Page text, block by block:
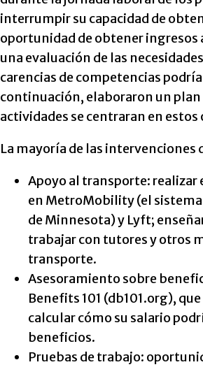
interrumpir su capacidad de
oportunidad de obtener ingresos
una evaluación de las
carencias de competencias
continuación, elaboraron un plan
actividades se centraran en
La mayoría de las intervenciones
Apoyo al transporte: realizar
en MetroMobility (el sistema
de Minnesota) y Lyft;
trabajar con tutores y otros
transporte.
Asesoramiento sobre
Benefits 101 (db101.org),
calcular cómo su salario
beneficios.
Pruebas de trabajo: